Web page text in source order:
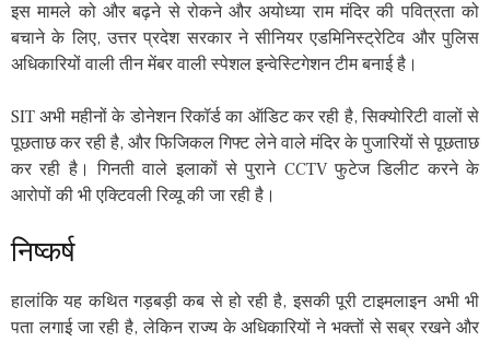
इस मामले को और बढ़ने से रोकने और अयोध्या राम मंदिर की पवित्रता को
बचाने के लिए, उत्तर प्रदेश सरकार ने सीनियर एडमिनिस्ट्रेटिव और पुलिस
अधिकारियों वाली तीन मेंबर वाली स्पेशल इन्वेस्टिगेशन टीम बनाई है।
SIT अभी महीनों के डोनेशन रिकॉर्ड का ऑडिट कर रही है, सिक्योरिटी वालों से
पूछताछ कर रही है, और फिजिकल गिफ्ट लेने वाले मंदिर के पुजारियों से पूछताछ
कर रही है। गिनती वाले इलाकों से पुराने CCTV फुटेज डिलीट करने के
आरोपों की भी एक्टिवली रिव्यू की जा रही है।
निष्कर्ष
हालांकि यह कथित गड़बड़ी कब से हो रही है, इसकी पूरी टाइमलाइन अभी भी
पता लगाई जा रही है, लेकिन राज्य के अधिकारियों ने भक्तों से सब्र रखने और